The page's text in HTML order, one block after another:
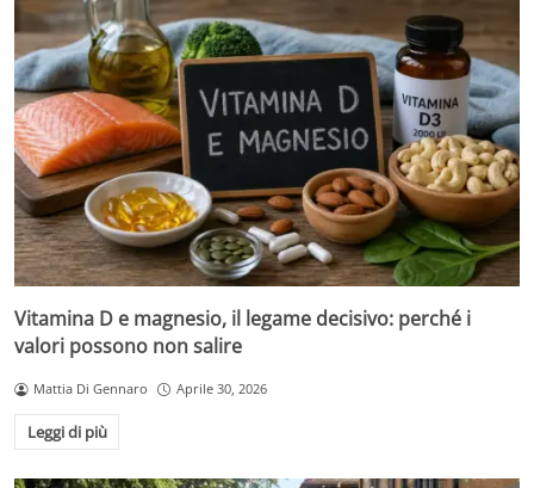
Vitamina D e magnesio, il legame decisivo: perché i
valori possono non salire
Mattia Di Gennaro Aprile 30, 2026
Leggi di più